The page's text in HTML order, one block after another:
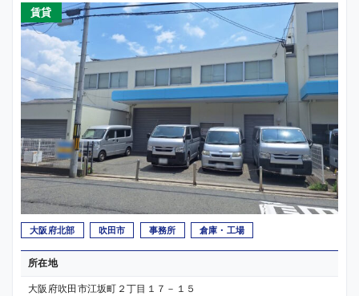
賃貸
大阪府北部 吹田市 事務所 倉庫・工場
所在地
大阪府吹田市江坂町２丁目１７－１５